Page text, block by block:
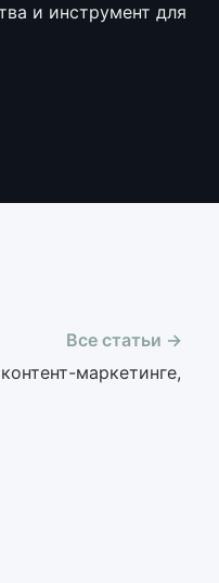
и инструмент для
Все статьи →
маркетинге,